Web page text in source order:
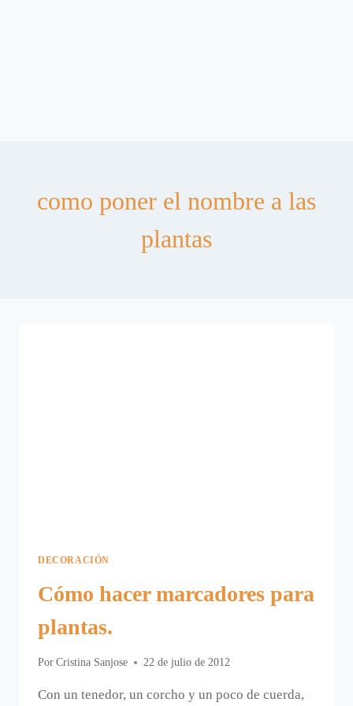
como poner el nombre a las
plantas
DECORACIÓN
Cómo hacer marcadores para
plantas.
Por Cristina Sanjose 22 de julio de 2012
Con un tenedor, un corcho y un poco de cuerda,